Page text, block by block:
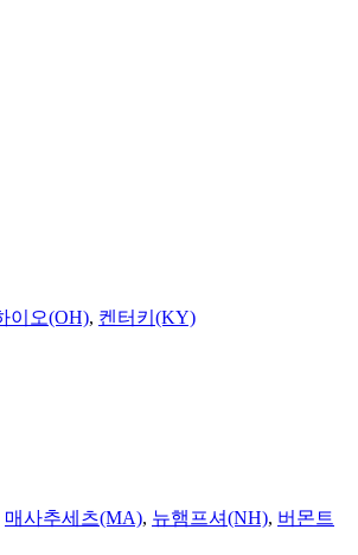
이오(OH), 켄터키(KY)
매사추세츠(MA), 뉴햄프셔(NH), 버몬트